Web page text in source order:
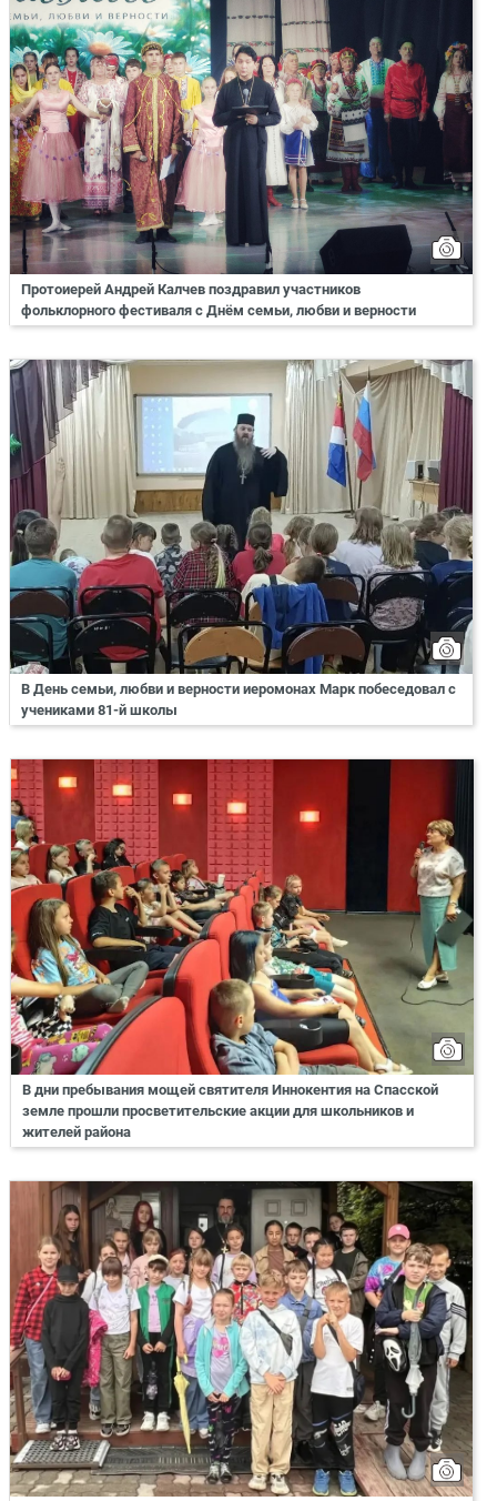
Протоиерей Андрей Калчев поздравил участников
фольклорного фестиваля с Днём семьи, любви и верности
В День семьи, любви и верности иеромонах Марк побеседовал с
учениками 81-й школы
В дни пребывания мощей святителя Иннокентия на Спасской
земле прошли просветительские акции для школьников и
жителей района